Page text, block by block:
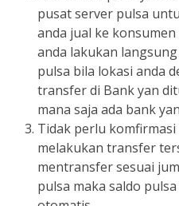
pusat server pulsa
anda jual ke
anda lakukan
pulsa bila lokasi anda
transfer di Bank yan
mana saja ada bank
Tidak perlu
melakukan transfer
mentransfer sesuai
pulsa maka saldo